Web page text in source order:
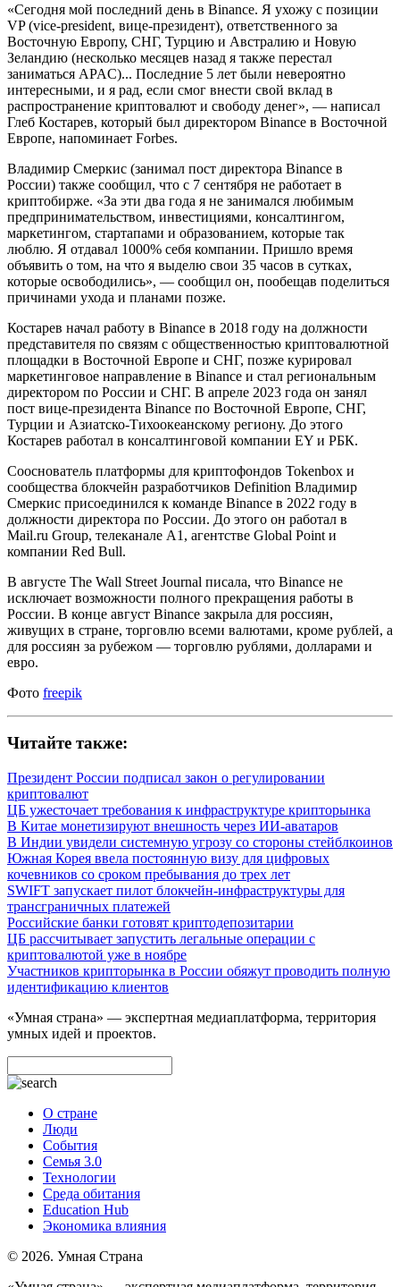
«Сегодня мой последний день в Binance. Я ухожу с позиции
VP (vice-president, вице-президент), ответственного за
Восточную Европу, СНГ, Турцию и Австралию и Новую
Зеландию (несколько месяцев назад я также перестал
заниматься APAC)... Последние 5 лет были невероятно
интересными, и я рад, если смог внести свой вклад в
распространение криптовалют и свободу денег», — написал
Глеб Костарев, который был директором Binance в Восточной
Европе, напоминает Forbes.
Владимир Смеркис (занимал пост директора Binance в
России) также сообщил, что с 7 сентября не работает в
криптобирже. «За эти два года я не занимался любимым
предпринимательством, инвестициями, консалтингом,
маркетингом, стартапами и образованием, которые так
люблю. Я отдавал 1000% себя компании. Пришло время
объявить о том, на что я выделю свои 35 часов в сутках,
которые освободились», — сообщил он, пообещав поделиться
причинами ухода и планами позже.
Костарев начал работу в Binance в 2018 году на должности
представителя по связям с общественностью криптовалютной
площадки в Восточной Европе и СНГ, позже курировал
маркетинговое направление в Binance и стал региональным
директором по России и СНГ. В апреле 2023 года он занял
пост вице-президента Binance по Восточной Европе, СНГ,
Турции и Азиатско-Тихоокеанскому региону. До этого
Костарев работал в консалтинговой компании EY и РБК.
Сооснователь платформы для криптофондов Tokenbox и
сообщества блокчейн разработчиков Definition Владимир
Смеркис присоединился к команде Binance в 2022 году в
должности директора по России. До этого он работал в
Mail.ru Group, телеканале A1, агентстве Global Point и
компании Red Bull.
В августе The Wall Street Journal писала, что Binance не
исключает возможности полного прекращения работы в
России. В конце август Binance закрыла для россиян,
живущих в стране, торговлю всеми валютами, кроме рублей, а
для россиян за рубежом — торговлю рублями, долларами и
евро.
Фото freepik
Читайте также:
Президент России подписал закон о регулировании
криптовалют
ЦБ ужесточает требования к инфраструктуре крипторынка
В Китае монетизируют внешность через ИИ-аватаров
В Индии увидели системную угрозу со стороны стейблкоинов
Южная Корея ввела постоянную визу для цифровых
кочевников со сроком пребывания до трех лет
SWIFT запускает пилот блокчейн-инфраструктуры для
трансграничных платежей
Российские банки готовят криптодепозитарии
ЦБ рассчитывает запустить легальные операции с
криптовалютой уже в ноябре
Участников крипторынка в России обяжут проводить полную
идентификацию клиентов
«Умная страна» — экспертная медиаплатформа, территория
умных идей и проектов.
О стране
Люди
События
Семья 3.0
Технологии
Среда обитания
Education Hub
Экономика влияния
© 2026. Умная Страна